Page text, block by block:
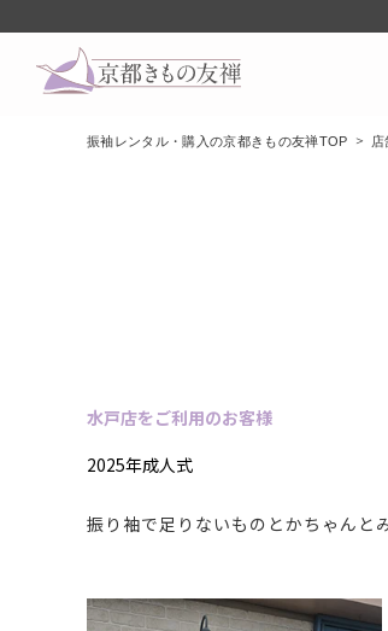
振袖レンタル・購入の京都きもの友禅TOP 店
水戸店をご利用のお客様
2025年成人式
振り袖で足りないものとかちゃんと